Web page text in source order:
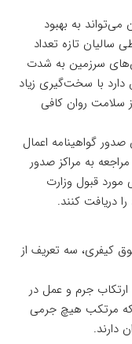
به بهبود
سالیان تازه تعداد
سرزمین به شدت
دارد با سخت‌گیری زیاد
سلامت روان کافی
گواهینامه اعمال
به مراکز صدور
مورد قبول وزارت
دریافت کنند.
کیفری، سه تعریف از
جرم و عمل در
که مرتکب هیچ جرمی
دارند.